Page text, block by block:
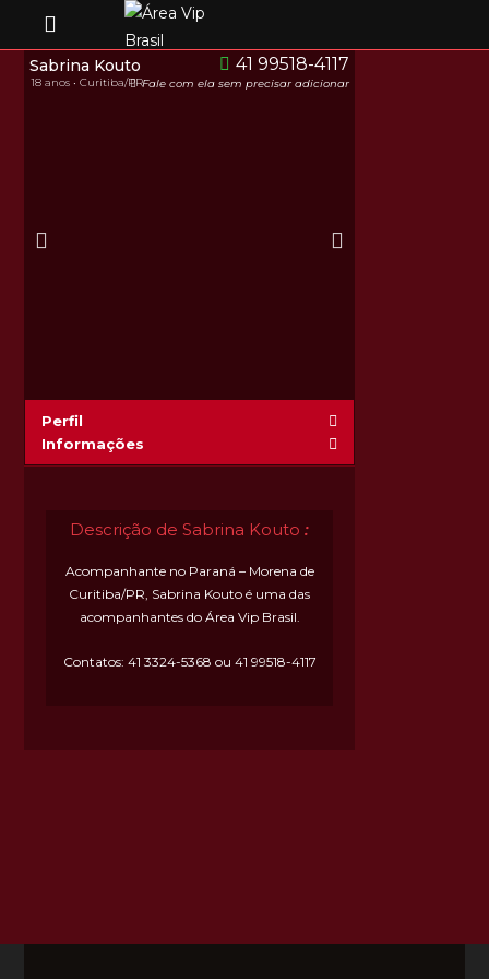
41 99518-4117
Fale com ela sem precisar adicionar
Sabrina Kouto
18 anos • Curitiba/PR
Perfil
Informações
Descrição de Sabrina Kouto:
Acompanhante no Paraná – Morena de
Curitiba/PR, Sabrina Kouto é uma das
acompanhantes do Área Vip Brasil.
Contatos: 41 3324-5368 ou 41 99518-4117